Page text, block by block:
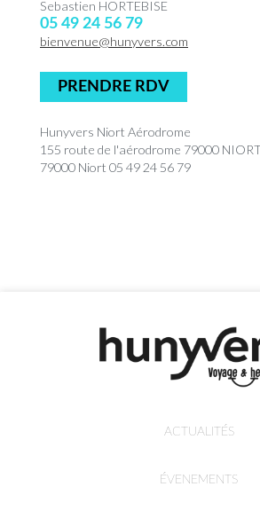
Sebastien HORTEBISE
05 49 24 56 79
bienvenue@hunyvers.com
PRENDRE RDV
Hunyvers Niort Aérodrome
155 route de l'aérodrome 79000
79000 Niort 05 49 24 56 79
ACTUALITÉS
ÉVENEMENTS